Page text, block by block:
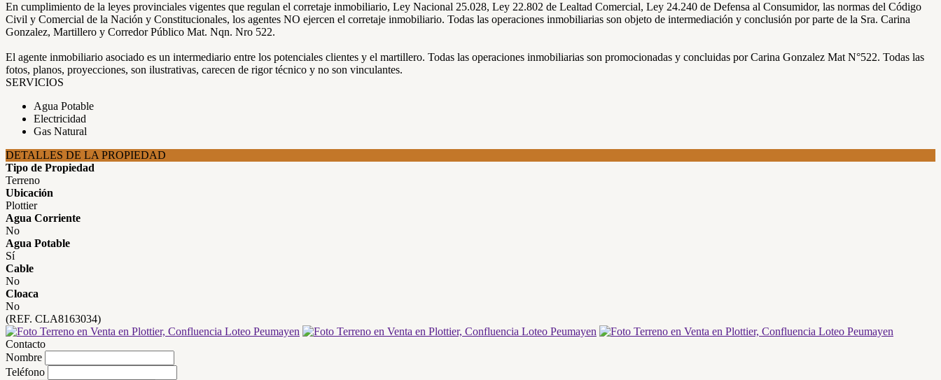
En cumplimiento de la leyes provinciales vigentes que regulan el corretaje inmobiliario, Ley Nacional 25.028, Ley 22.802 de Lealtad Comercial, Ley 24.240 de Defensa al Consumidor, las normas del Código
Civil y Comercial de la Nación y Constitucionales, los agentes NO ejercen el corretaje inmobiliario. Todas las operaciones inmobiliarias son objeto de intermediación y conclusión por parte de la Sra. Carina
Gonzalez, Martillero y Corredor Público Mat. Nqn. Nro 522.
El agente inmobiliario asociado es un intermediario entre los potenciales clientes y el martillero. Todas las operaciones inmobiliarias son promocionadas y concluidas por Carina Gonzalez Mat N°522. Todas las
fotos, planos, proyecciones, son ilustrativas, carecen de rigor técnico y no son vinculantes.
SERVICIOS
Agua Potable
Electricidad
Gas Natural
DETALLES DE LA PROPIEDAD
Tipo de Propiedad
Terreno
Ubicación
Plottier
Agua Corriente
No
Agua Potable
Sí
Cable
No
Cloaca
No
(REF. CLA8163034)
Contacto
Nombre
Teléfono